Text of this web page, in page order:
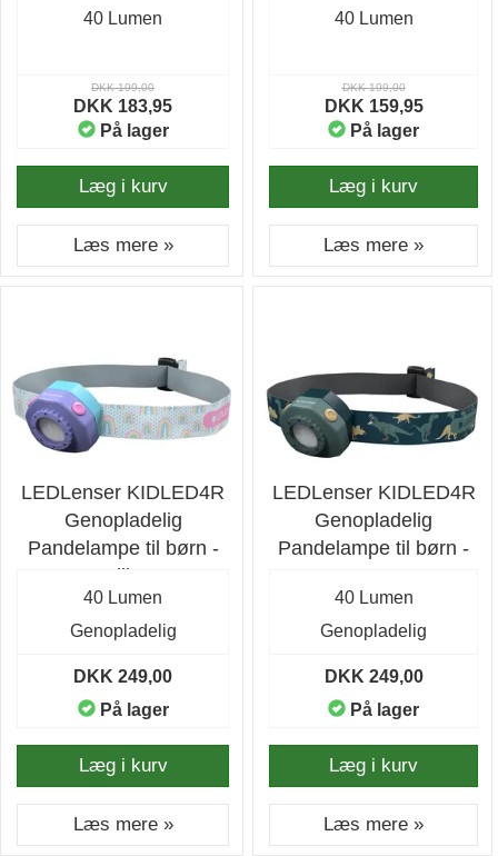
40 Lumen
DKK 199,00
DKK 183,95
På lager
Læg i kurv
Læs mere »
40 Lumen
DKK 199,00
DKK 159,95
På lager
Læg i kurv
Læs mere »
LEDLenser KIDLED4R
Genopladelig
Pandelampe til børn -
Lilla
40 Lumen
Genopladelig
DKK 249,00
På lager
Læg i kurv
Læs mere »
LEDLenser KIDLED4R
Genopladelig
Pandelampe til børn -
40 Lumen
Genopladelig
DKK 249,00
På lager
Læg i kurv
Læs mere »